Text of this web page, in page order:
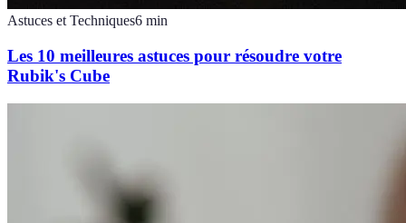
Astuces et Techniques6 min
Les 10 meilleures astuces pour résoudre votre
Rubik's Cube